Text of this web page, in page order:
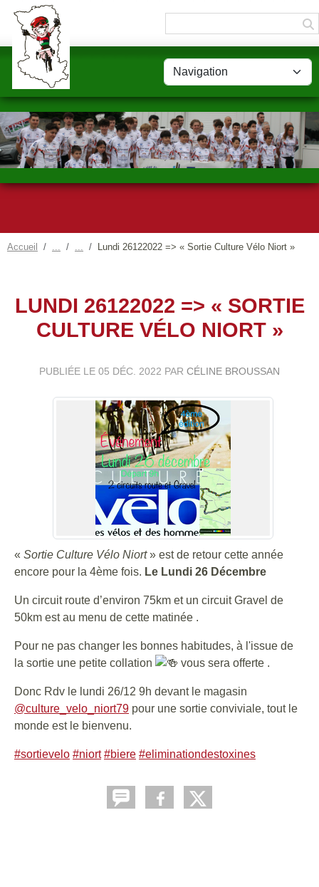
Accueil Lundi 26122022 => « Sortie Culture Vélo Niort »
LUNDI 26122022 => « SORTIE
CULTURE VÉLO NIORT »
PUBLIÉE LE 05 DÉC. 2022 PAR CÉLINE BROUSSAN
« Sortie Culture Vélo Niort» est de retour cette année
encore pour la 4ème fois. Le Lundi 26 Décembre
Un circuit route d’environ 75km et un circuit Gravel de
50km est au menu de cette matinée .
Pour ne pas changer les bonnes habitudes, à l'issue de
la sortie une petite collation
vous sera offerte .
Donc Rdv le lundi 26/12 9h devant le magasin
@culture_velo_niort79 pour une sortie conviviale, tout le
monde est le bienvenu.
#sortievelo #niort #biere #eliminationdestoxines
Panneau de gestion des cookies